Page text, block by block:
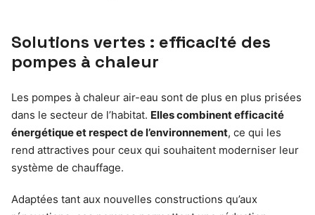
Solutions vertes : efficacité des
pompes à chaleur
Les pompes à chaleur air-eau sont de plus en plus prisées
dans le secteur de l’habitat. Elles combinent efficacité
énergétique et respect de l’environnement, ce qui les
rend attractives pour ceux qui souhaitent moderniser leur
système de chauffage.
Adaptées tant aux nouvelles constructions qu’aux